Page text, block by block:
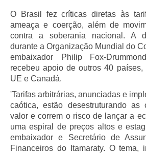
O Brasil fez críticas diretas às
ameaça e coerção, além de
contra a soberania nacional. A
durante a Organização Mundial do
embaixador Philip Fox-
recebeu apoio de outros 40
UE e Canadá.
'Tarifas arbitrárias, anunciadas e
caótica, estão desestruturando as
valor e correm o risco de lançar a
uma espiral de preços altos e
embaixador e Secretário de
Financeiros do Itamaraty. O tema,